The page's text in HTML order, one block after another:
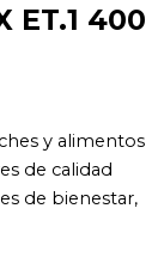
ET.1 400
y alimentos
de calidad
de bienestar,